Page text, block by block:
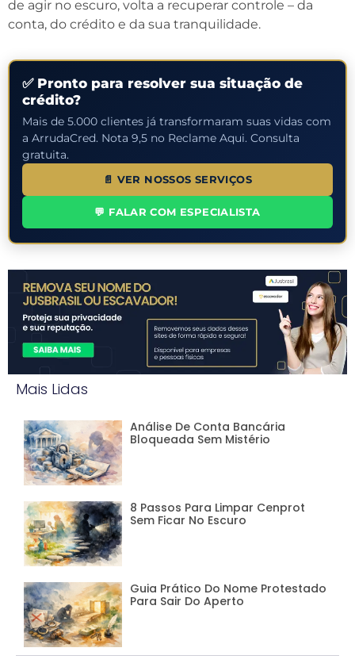
de agir no escuro, volta a recuperar controle – da
conta, do crédito e da sua tranquilidade.
✅ Pronto para resolver sua situação de
crédito?
Mais de 5.000 clientes já transformaram suas vidas com
a ArrudaCred. Nota 9,5 no Reclame Aqui. Consulta
gratuita.
📄 VER NOSSOS SERVIÇOS
💬 FALAR COM ESPECIALISTA
Mais Lidas
Análise De Conta Bancária
Bloqueada Sem Mistério
8 Passos Para Limpar Cenprot
Sem Ficar No Escuro
Guia Prático Do Nome Protestado
Para Sair Do Aperto